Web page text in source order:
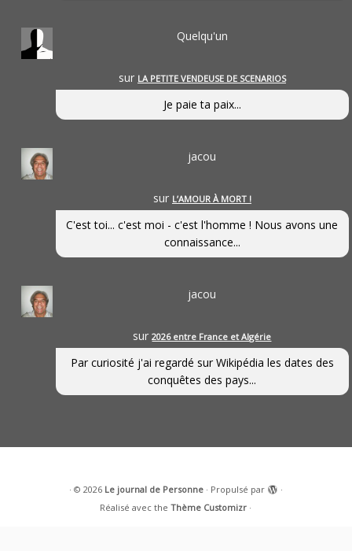
Quelqu'un
sur LA PETITE VENDEUSE DE SCENARIOS
Je paie ta paix...
jacou
sur L’AMOUR À MORT !
C'est toi... c'est moi - c'est l'homme ! Nous avons une
connaissance...
jacou
sur2026 entre France et Algérie
Par curiosité j'ai regardé sur Wikipédia les dates des
conquêtes des pays...
· © 2026 Le journal de Personne· Propulsé par
·
Réalisé avec theThème Customizr ·